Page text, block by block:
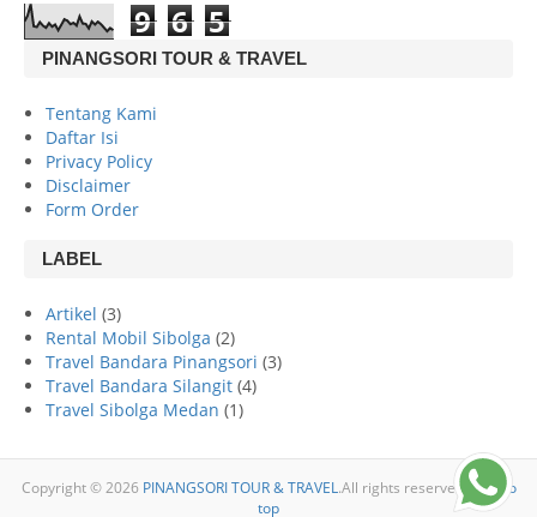
9 6 5
PINANGSORI TOUR & TRAVEL
Tentang Kami
Daftar Isi
Privacy Policy
Disclaimer
Form Order
LABEL
Artikel (3)
Rental Mobil Sibolga (2)
Travel Bandara Pinangsori (3)
Travel Bandara Silangit (4)
Travel Sibolga Medan (1)
Copyright ©2026 PINANGSORI TOUR & TRAVEL.All rights reserved Back to
top